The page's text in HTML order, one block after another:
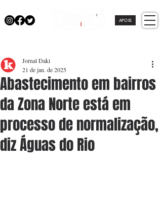
APOIE
Abastecimento em bairros
da Zona Norte está em
processo de normalização,
diz Águas do Rio
Jornal Daki
21 de jan. de 2025